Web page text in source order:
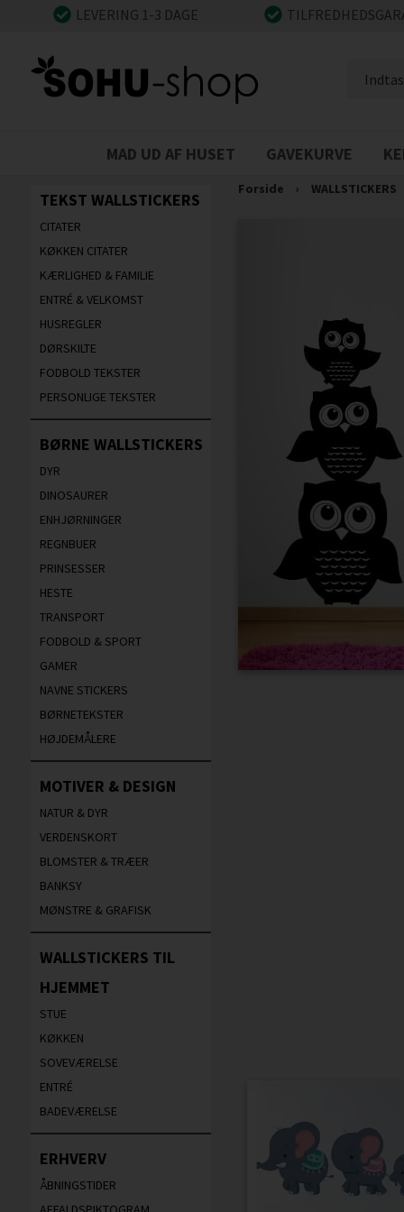
LEVERING 1-3 DAGE
MAD UD AF HUSET GAVEKURVE
TEKST WALLSTICKERS
CITATER
KØKKEN CITATER
KÆRLIGHED & FAMILIE
ENTRÉ & VELKOMST
HUSREGLER
DØRSKILTE
FODBOLD TEKSTER
PERSONLIGE TEKSTER
BØRNE WALLSTICKERS
DYR
DINOSAURER
ENHJØRNINGER
REGNBUER
PRINSESSER
HESTE
TRANSPORT
FODBOLD & SPORT
GAMER
NAVNE STICKERS
BØRNETEKSTER
HØJDEMÅLERE
MOTIVER & DESIGN
NATUR & DYR
VERDENSKORT
BLOMSTER & TRÆER
BANKSY
MØNSTRE & GRAFISK
WALLSTICKERS TIL
HJEMMET
STUE
KØKKEN
SOVEVÆRELSE
ENTRÉ
BADEVÆRELSE
ERHVERV
ÅBNINGSTIDER
Forside › WALLSTICKERS